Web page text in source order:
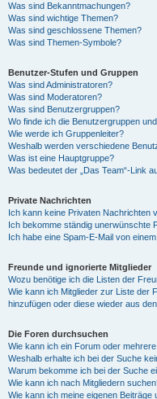
Was sind Bekanntmachungen?
Was sind wichtige Themen?
Was sind geschlossene Themen?
Was sind Themen-Symbole?
Benutzer-Stufen und Gruppen
Was sind Administratoren?
Was sind Moderatoren?
Was sind Benutzergruppen?
Wo finde ich die Benutzergruppen
Wie werde ich Gruppenleiter?
Weshalb werden verschiedene
Was ist eine Hauptgruppe?
Was bedeutet der „Das Team“-Link
Private Nachrichten
Ich kann keine Privaten Nachrichten
Ich bekomme ständig unerwünschte
Ich habe eine Spam-E-Mail von
Freunde und ignorierte Mitglieder
Wozu benötige ich die Listen der
Wie kann ich Mitglieder zur Liste der
hinzufügen oder diese wieder aus
Die Foren durchsuchen
Wie kann ich ein Forum oder
Weshalb erhalte ich bei der Suche
Warum bekomme ich bei der Suche
Wie kann ich nach Mitgliedern
Wie kann ich meine eigenen Beiträge